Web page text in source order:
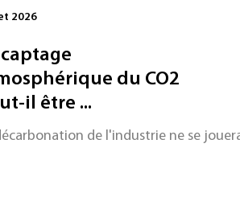
filières clés : un panorama inédit
2026
captage
du CO2
il être ...
de l'industrie ne se